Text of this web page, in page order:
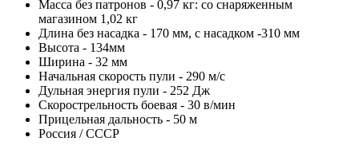
Масса без патронов - 0,97 кг: со снаряженным
магазином 1,02 кг
Длина без насадка - 170 мм, с насадком -310 мм
Высота - 134мм
Ширина - 32 мм
Начальная скорость пули - 290 м/с
Дульная энергия пули - 252 Дж
Скорострельность боевая - 30 в/мин
Прицельная дальность - 50 м
Россия / СССР